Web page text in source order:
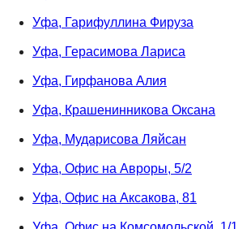
Уфа, Гарифуллина Фируза
Уфа, Герасимова Лариса
Уфа, Гирфанова Алия
Уфа, Крашенинникова Оксана
Уфа, Мударисова Ляйсан
Уфа, Офис на Авроры, 5/2
Уфа, Офис на Аксакова, 81